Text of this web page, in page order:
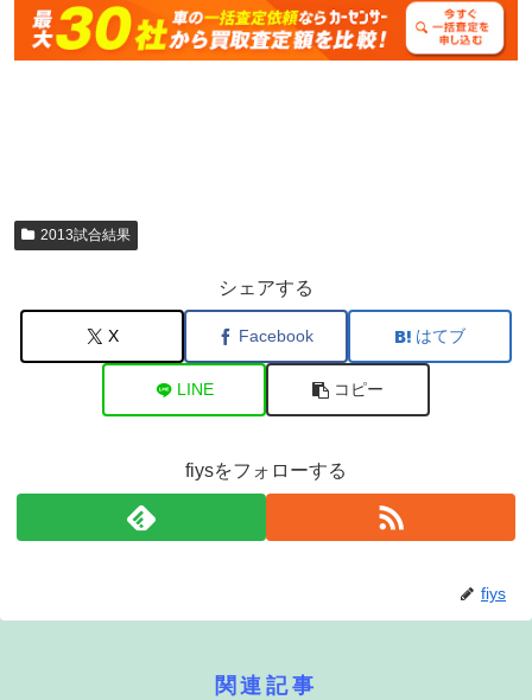
2013試合結果
シェアする
X Facebook はてブ
LINE コピー
fiysをフォローする
fiys
関連記事